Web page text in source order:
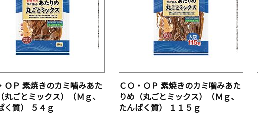
ＯＰ 素焼きのカミ噛みあた
丸ごとミックス）（Ｍｇ、
く質） ５４ｇ
ＣＯ・ＯＰ 素焼きのカミ噛みあた
りめ（丸ごとミックス）（Ｍｇ、
たんぱく質） １１５ｇ